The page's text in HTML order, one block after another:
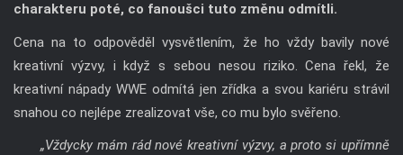
charakteru poté, co fanoušci tuto změnu odmítli.
Cena na to odpověděl vysvětlením, že ho vždy bavily nové
kreativní výzvy, i když s sebou nesou riziko. Cena řekl, že
kreativní nápady WWE odmítá jen zřídka a svou kariéru strávil
snahou co nejlépe zrealizovat vše, co mu bylo svěřeno.
„Vždycky mám rád nové kreativní výzvy, a proto si upřímně